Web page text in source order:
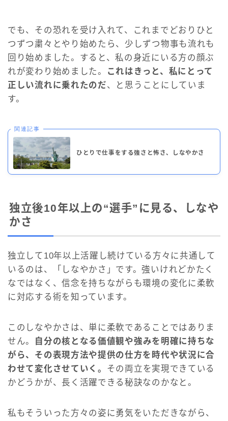
でも、その恐れを受け入れて、これまでどおりひと
つずつ粛々とやり始めたら、少しずつ物事も流れも
回り始めました。すると、私の身近にいる方の顔ぶ
れが変わり始めました。
これはきっと、私にとって
正しい流れに乗れたのだ、と思うことにしていま
す。
関連記事
ひとりで仕事をする強さと怖さ、しなやかさ
独立後10年以上の“選手”に見る、しなや
かさ
独立して10年以上活躍し続けている方々に共通して
いるのは、「しなやかさ」です。強いけれどかたく
なではなく、信念を持ちながらも環境の変化に柔軟
に対応する術を知っています。
このしなやかさは、単に柔軟であることではありま
せん。
自分の核となる価値観や強みを明確に持ちな
がら、その表現方法や提供の仕方を時代や状況に合
わせて変化させていく。 その両立を実現できている
かどうかが、長く活躍できる秘訣なのかなと。
私もそういった方々の姿に勇気をいただきながら、